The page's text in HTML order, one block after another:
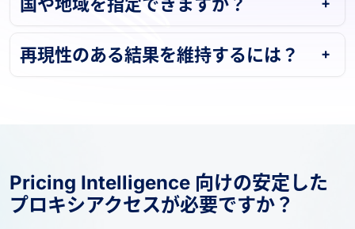
再現性のある結果を維持するには？
Pricing Intelligence 向けの安定した
プロキシアクセスが必要ですか？